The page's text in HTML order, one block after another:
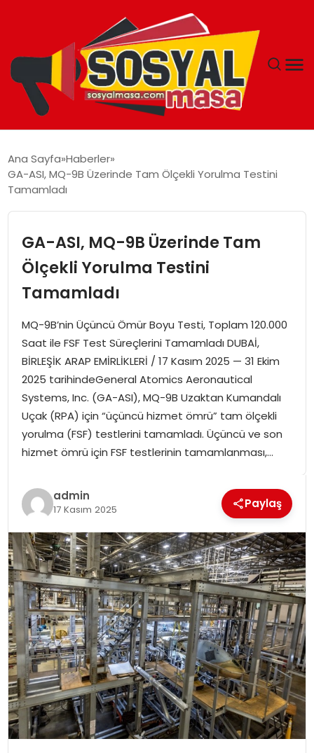
EKONOMI
TEKNOLOJI
EĞITIM
SPOR
GÜNDEM
MAGAZIN
Ana Sayfa Haberler
GA-ASI, MQ-9B Üzerinde Tam Ölçekli Yorulma Testini
Tamamladı
GA-ASI, MQ-9B Üzerinde Tam
Ölçekli Yorulma Testini
Tamamladı
MQ-9B’nin Üçüncü Ömür Boyu Testi, Toplam 120.000
Saat ile FSF Test Süreçlerini Tamamladı DUBAİ,
BİRLEŞİK ARAP EMİRLİKLERİ / 17 Kasım 2025 — 31 Ekim
2025 tarihindeGeneral Atomics Aeronautical
Systems, Inc. (GA-ASI), MQ-9B Uzaktan Kumandalı
Uçak (RPA) için “üçüncü hizmet ömrü” tam ölçekli
yorulma (FSF) testlerini tamamladı. Üçüncü ve son
hizmet ömrü için FSF testlerinin tamamlanması,…
admin
17 Kasım 2025 Paylaş